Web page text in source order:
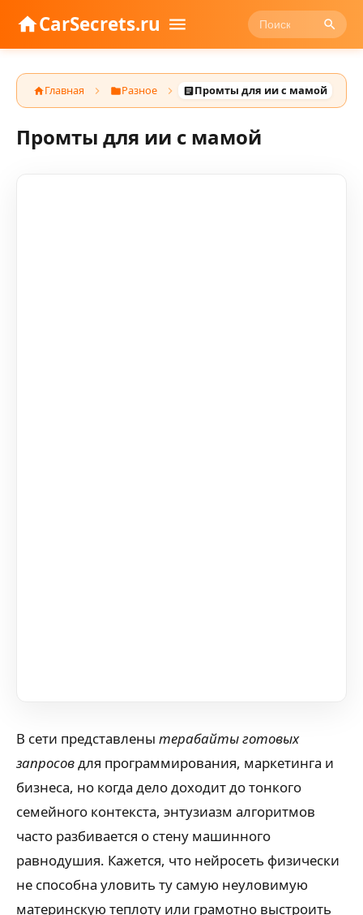
CarSecrets.ru
Главная Разное Промты для ии с мамой
Промты для ии с мамой
В сети представлены терабайты готовых
запросовдля программирования, маркетинга и
бизнеса, но когда дело доходит до тонкого
семейного контекста, энтузиазм алгоритмов
часто разбивается о стену машинного
равнодушия. Кажется, что нейросеть физически
не способна уловить ту самую неуловимую
материнскую теплоту или грамотно выстроить